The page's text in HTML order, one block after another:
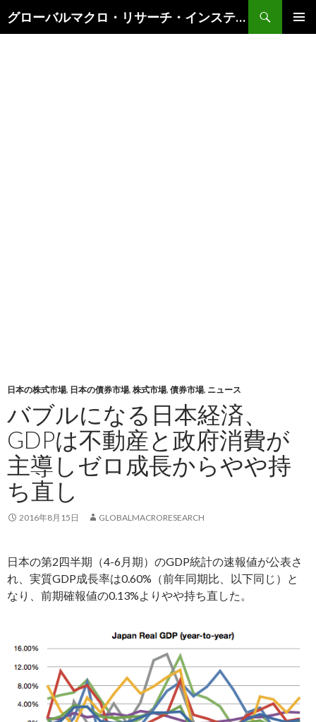
グローバルマクロ・リサーチ・インスティテュート
索
日本の株式市場, 日本の債券市場, 株式市場, 債券市場, ニュース
バブルになる日本経済、
GDPは不動産と政府消費が
主導しゼロ成長からやや持
ち直し
2016年8月15日 GLOBALMACRORESEARCH
日本の第2四半期（4-6月期）のGDP統計の速報値が公表さ
れ、実質GDP成長率は0.60%（前年同期比、以下同じ）と
なり、前期確報値の0.13%よりやや持ち直した。